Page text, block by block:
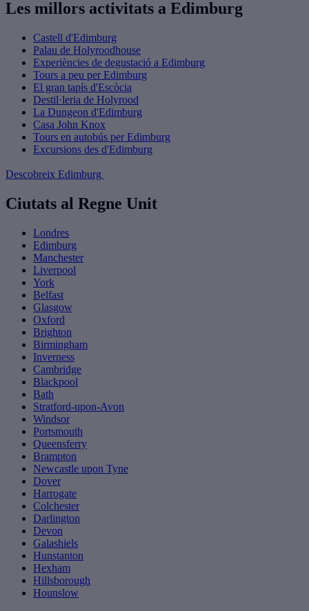
Les millors activitats a Edimburg
Castell d'Edimburg
Palau de Holyroodhouse
Experiències de degustació a Edimburg
Tours a peu per Edimburg
El gran tapís d'Escòcia
Destil·leria de Holyrood
La Dungeon d'Edimburg
Casa John Knox
Tours en autobús per Edimburg
Excursions des d'Edimburg
Descobreix Edimburg
Ciutats al Regne Unit
Londres
Edimburg
Manchester
Liverpool
York
Belfast
Glasgow
Oxford
Brighton
Birmingham
Inverness
Cambridge
Blackpool
Bath
Stratford-upon-Avon
Windsor
Portsmouth
Queensferry
Brampton
Newcastle upon Tyne
Dover
Harrogate
Colchester
Darlington
Devon
Galashiels
Hunstanton
Hexham
Hillsborough
Hounslow